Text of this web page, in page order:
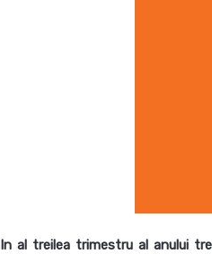
In al treilea trimestru al anului